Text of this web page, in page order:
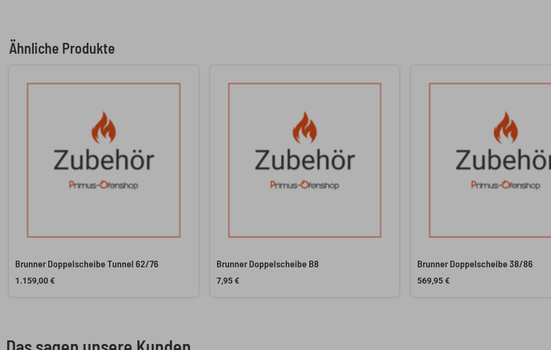
Ähnliche Produkte
Brunner Doppelscheibe Tunnel 62/76
1.159,00€
Brunner Doppelscheibe B8
7,95€
Brunner Doppelscheibe 38/86
569,95€